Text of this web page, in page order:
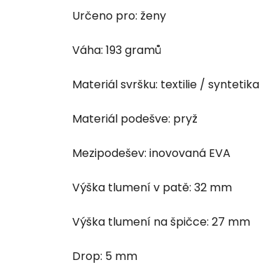
Určeno pro: ženy
Váha: 193 gramů
Materiál svršku: textilie / syntetika
Materiál podešve: pryž
Mezipodešev: inovovaná EVA
Výška tlumení v patě: 32 mm
Výška tlumení na špičce: 27 mm
Drop: 5 mm